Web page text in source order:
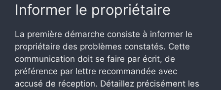
Informer le propriétaire
La première démarche consiste à informer le
propriétaire des problèmes constatés. Cette
communication doit se faire par écrit, de
préférence par lettre recommandée avec
accusé de réception. Détaillez précisément les